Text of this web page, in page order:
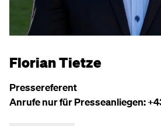
Florian Tietze
Pressereferent
Anrufe nur für Presseanliegen: